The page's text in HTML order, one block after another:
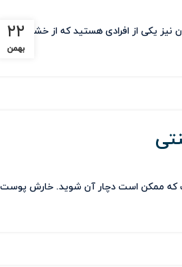
۲۲
بهمن
نیز یکی از افرادی هستید که از خشکی و
که ممکن است دچار آن شوید. خارش